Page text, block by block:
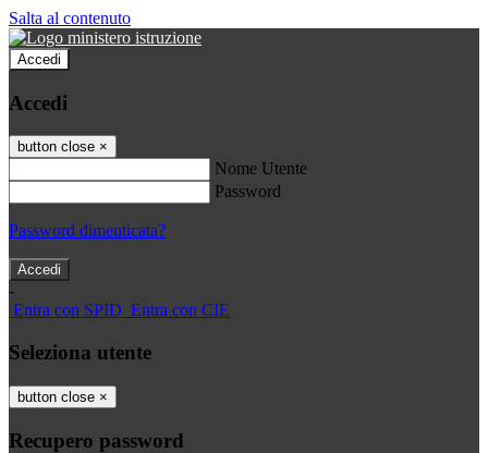
Salta al contenuto
Accedi
Accedi
button close ×
Nome Utente
Password
Password dimenticata?
-
Entra con SPID Entra con CIE
Seleziona utente
button close ×
Recupero password